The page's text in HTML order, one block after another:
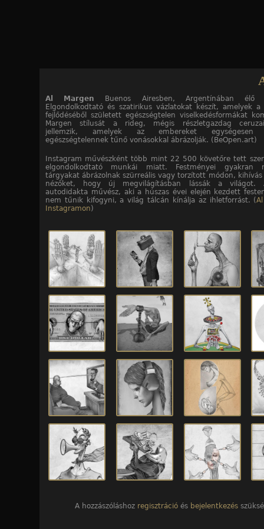
Al Margen Buenos Airesben, Argentínában élő
Elgondolkodtató és szatirikus vázlatokat készít, amelyek a
fejlődéséből született egészségtelen viselkedésformákat
Margen stílusát a rideg, mégis részletgazdag
jellemzik, amelyek az embereket egységesen
egészségtelennek tűnő vonásokkal ábrázolják. (BeOpen.art)
Instagram művészként több mint 22 500 követőre tett
elgondolkodtató munkái miatt. Festményei gyakran
tárgyakat ábrázolnak szürreális vagy torzított módon, kihívás
nézőket, hogy új megvilágításban lássák a világot.
autodidakta művész, aki a húszas évei elején kezdett
nem tűnik kifogyni, a világ tálcán kínálja az ihletforrást. (
Instagramon)
A hozzászóláshoz regisztráció és bejelentkezés